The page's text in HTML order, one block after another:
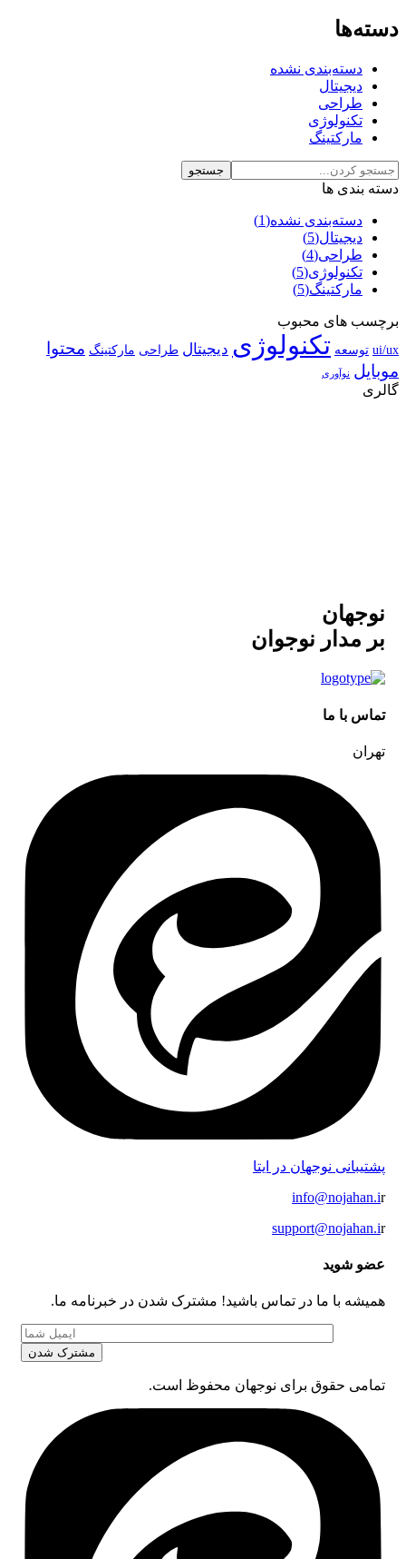
دسته‌ها
دسته‌بندی نشده
دیجیتال
طراحی
تکنولوژی
مارکتینگ
دسته بندی ها
دسته‌بندی نشده(1)
دیجیتال(5)
طراحی(4)
تکنولوژی(5)
مارکتینگ(5)
برچسب های محبوب
ui/ux توسعه تکنولوژی دیجیتال طراحی مارکتینگ محتوا
موبایل نوآوری
گالری
نوجهان
بر مدار نوجوان
تماس با ما
تهران
پشتیبانی نوجهان در ایتا
info@nojahan.ir
support@nojahan.ir
عضو شوید
همیشه با ما در تماس باشید! مشترک شدن در خبرنامه ما.
تمامی حقوق برای نوجهان محفوظ است.